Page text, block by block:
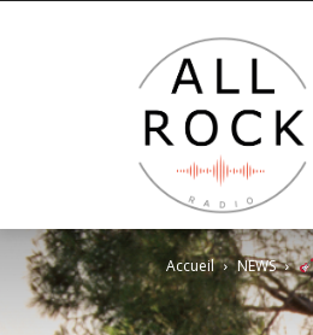
Accueil NEWS